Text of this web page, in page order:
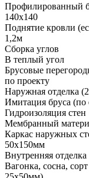
Профилированный
140х140
Поднятие кровли
1,2м
Сборка углов
В теплый угол
Брусовые
по проекту
Наружная отделка
Имитация бруса
Гидроизоляция стен
Мембранный
Каркас наружных
50х150мм
Внутренняя
Вагонка, сосна,